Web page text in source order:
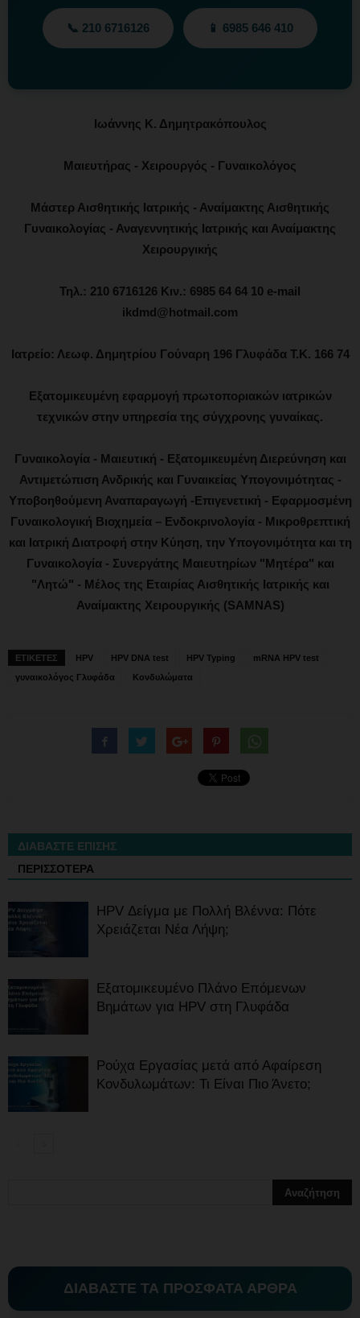
📞 210 6716126 📱 6985 646 410
Ιωάννης Κ. Δημητρακόπουλος
Μαιευτήρας - Χειρουργός - Γυναικολόγος
Μάστερ Αισθητικής Ιατρικής - Αναίμακτης Αισθητικής
Γυναικολογίας - Αναγεννητικής Ιατρικής και Αναίμακτης
Χειρουργικής
Τηλ.: 210 6716126 Κιν.: 6985 64 64 10 e-mail
ikdmd@hotmail.com
Ιατρείο: Λεωφ. Δημητρίου Γούναρη 196 Γλυφάδα Τ.Κ. 166 74
Εξατομικευμένη εφαρμογή πρωτοποριακών ιατρικών
τεχνικών στην υπηρεσία της σύγχρονης γυναίκας.
Γυναικολογία - Μαιευτική - Εξατομικευμένη Διερεύνηση και
Αντιμετώπιση Ανδρικής και Γυναικείας Υπογονιμότητας -
Υποβοηθούμενη Αναπαραγωγή -Επιγενετική - Εφαρμοσμένη
Γυναικολογική Βιοχημεία – Ενδοκρινολογία - Μικροθρεπτική
και Ιατρική Διατροφή στην Κύηση, την Υπογονιμότητα και τη
Γυναικολογία - Συνεργάτης Μαιευτηρίων "Μητέρα" και
"Λητώ" - Μέλος της Εταιρίας Αισθητικής Ιατρικής και
Αναίμακτης Χειρουργικής (SAMNAS)
ΕΤΙΚΕΤΕΣ HPV HPV DNA test HPV Typing
mRNA HPV test
γυναικολόγος Γλυφάδα
Κονδυλώματα
ΔΙΑΒΑΣΤΕ ΕΠΙΣΗΣ
ΠΕΡΙΣΣΟΤΕΡΑ
HPV Δείγμα με Πολλή Βλέννα: Πότε
Χρειάζεται Νέα Λήψη;
Εξατομικευμένο Πλάνο Επόμενων
Βημάτων για HPV στη Γλυφάδα
Ρούχα Εργασίας μετά από Αφαίρεση
Κονδυλωμάτων: Τι Είναι Πιο Άνετο;
ΔΙΑΒΑΣΤΕ ΤΑ ΠΡΟΣΦΑΤΑ ΑΡΘΡΑ